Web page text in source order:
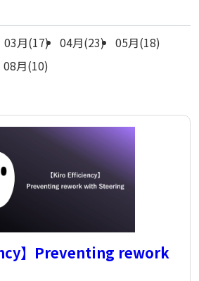
03月(17) 04月(23)
05月(18)
08月(10)
】Preventing rework